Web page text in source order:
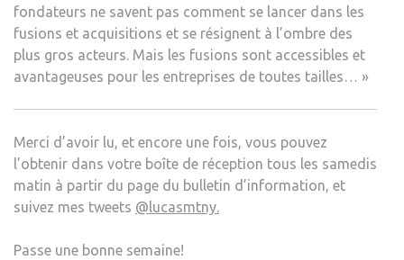
fondateurs ne savent pas comment se lancer dans les
fusions et acquisitions et se résignent à l’ombre des
plus gros acteurs. Mais les fusions sont accessibles et
avantageuses pour les entreprises de toutes tailles… »
Merci d’avoir lu, et encore une fois, vous pouvez
l’obtenir dans votre boîte de réception tous les samedis
matin à partir du page du bulletin d’information, et
suivez mes tweets @lucasmtny.
Passe une bonne semaine!